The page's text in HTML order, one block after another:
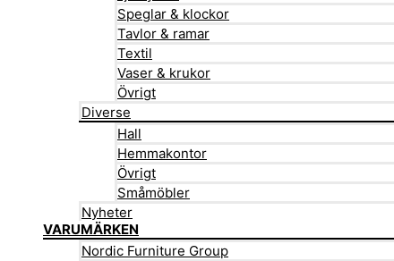
Speglar & klockor
Tavlor & ramar
Textil
Vaser & krukor
Övrigt
Diverse
Hall
Hemmakontor
Övrigt
Småmöbler
Nyheter
VARUMÄRKEN
Nordic Furniture Group